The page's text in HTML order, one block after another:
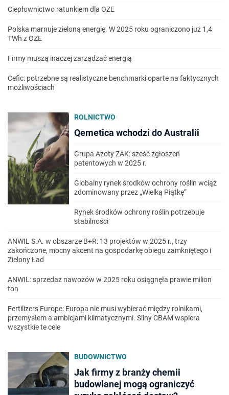
Ciepłownictwo ratunkiem dla OZE
Polska marnuje zieloną energię. W 2025 roku ograniczono już 1,4
TWh z OZE
Firmy muszą inaczej zarządzać energią
Cefic: potrzebne są realistyczne benchmarki oparte na faktycznych
możliwościach
ROLNICTWO
Qemetica wchodzi do Australii
Grupa Azoty ZAK: sześć zgłoszeń
patentowych w 2025 r.
Globalny rynek środków ochrony roślin wciąż
zdominowany przez „Wielką Piątkę”
Rynek środków ochrony roślin potrzebuje
stabilności
ANWIL S.A. w obszarze B+R: 13 projektów w 2025 r., trzy
zakończone, mocny akcent na gospodarkę obiegu zamkniętego i
Zielony Ład
ANWIL: sprzedaż nawozów w 2025 roku osiągnęła prawie milion
ton
Fertilizers Europe: Europa nie musi wybierać między rolnikami,
przemysłem a ambicjami klimatycznymi. Silny CBAM wspiera
wszystkie te cele
BUDOWNICTWO
Jak firmy z branży chemii
budowlanej mogą ograniczyć